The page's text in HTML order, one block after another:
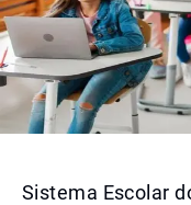
Sistema Escolar